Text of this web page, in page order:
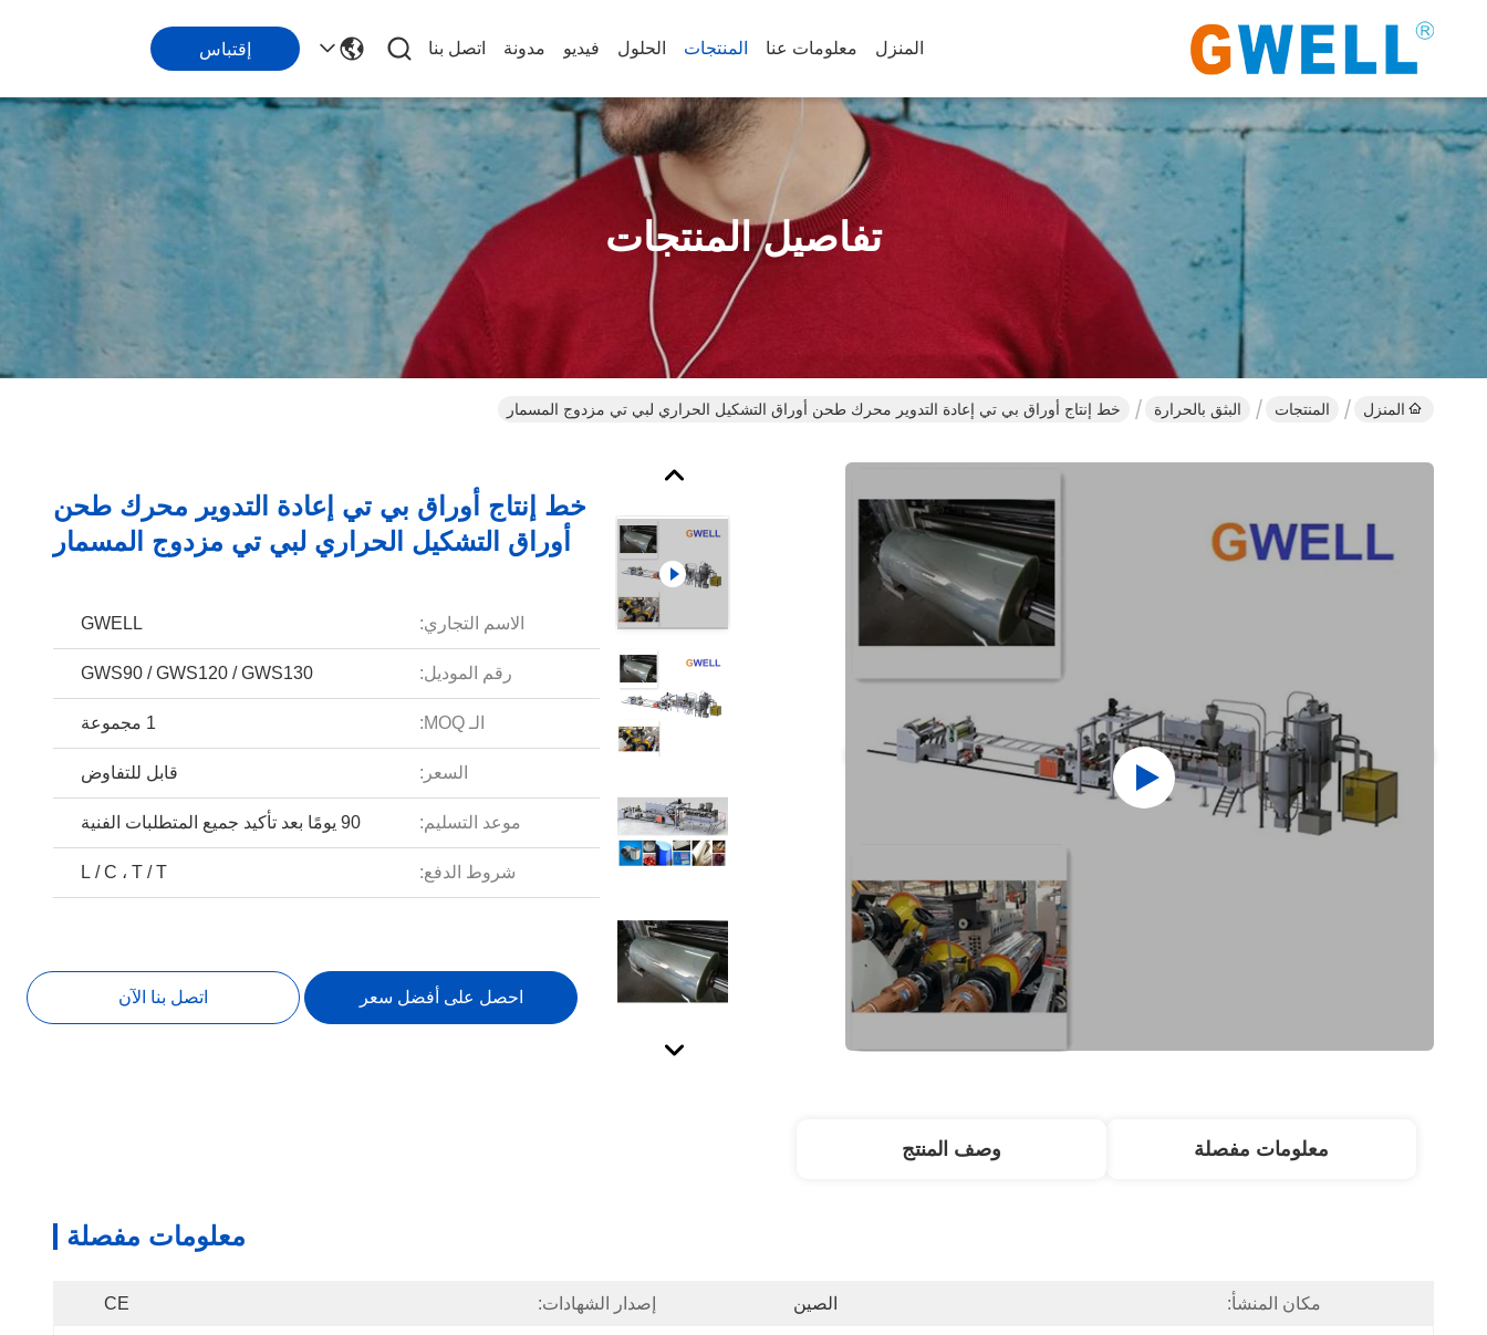
المنزل معلومات عنا المنتجات الحلول فيديو مدونة اتصل بنا إقتباس
تفاصيل المنتجات
المنزل المنتجات البثق بالحرارة خط إنتاج أوراق بي تي إعادة التدوير محرك طحن أوراق التشكيل الحراري لبي تي مزدوج المسمار
خط إنتاج أوراق بي تي إعادة التدوير محرك طحن
أوراق التشكيل الحراري لبي تي مزدوج المسمار
الاسم التجاري: GWELL
رقم الموديل: GWS90 / GWS120 / GWS130
الـ MOQ: 1 مجموعة
السعر: قابل للتفاوض
موعد التسليم: 90 يومًا بعد تأكيد جميع المتطلبات الفنية
شروط الدفع: L / C ، T / T
احصل على أفضل سعر اتصل بنا الآن
معلومات مفصلة وصف المنتج
معلومات مفصلة
مكان المنشأ: الصين إصدار الشهادات: CE